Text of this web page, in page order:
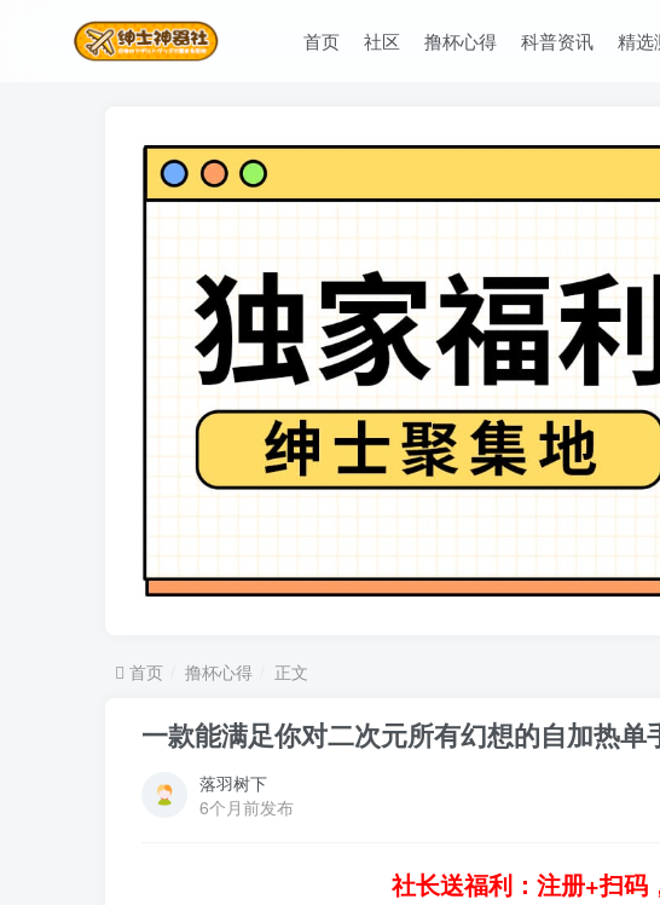
首页 社区 撸杯心得 科普资讯 精选
首页 撸杯心得 正文
一款能满足你对二次元所有幻想的自加热
落羽树下
6个月前发布
社长送福利：注册+扫码